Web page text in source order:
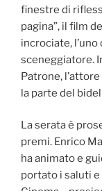
finestre di
pagina”, il film
incrociate,
sceneggiatore.
Patrone,
la parte del
La serata è
premi. Enrico
ha animato e
portato i saluti e